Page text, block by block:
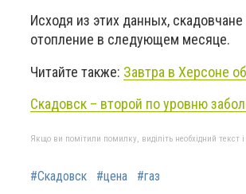
Исходя из этих данных,
отопление в следующем месяце.
Читайте также: Завтра в Херсоне
Скадовск – второй по уровню
Якщо ви помітили помилку, виділіть необхідний текст
#Скадовск #цена #газ